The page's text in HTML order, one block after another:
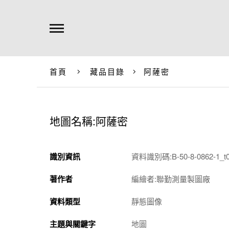
首頁 藏品目錄 阿薩密
地圖名稱:阿薩密
識別資訊 資料識別碼:B-50-8-0862-
著作者 編繪者:聯勤測量製圖廠
資料類型 靜態圖像
主題與關鍵字 地圖